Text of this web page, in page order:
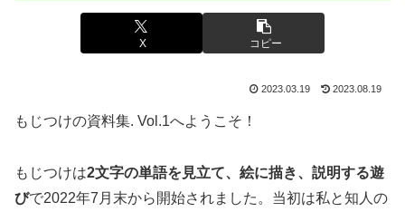
X コピー
2023.03.19 2023.08.19
もじつけの資料集. Vol.1へようこそ！
もじつけは2文字の単語を見立て、絵に描き、説明する遊
びで2022年7月末から開始されました。当初は私と知人の